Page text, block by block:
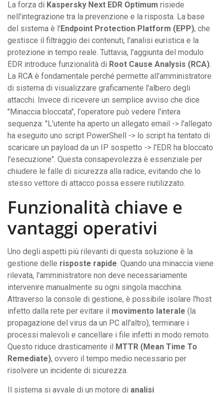
La forza di Kaspersky Next EDR Optimum risiede
nell'integrazione tra la prevenzione e la risposta. La base
del sistema è l'Endpoint Protection Platform (EPP), che
gestisce il filtraggio dei contenuti, l'analisi euristica e la
protezione in tempo reale. Tuttavia, l'aggiunta del modulo
EDR introduce funzionalità di Root Cause Analysis (RCA).
La RCA è fondamentale perché permette all'amministratore
di sistema di visualizzare graficamente l'albero degli
attacchi. Invece di ricevere un semplice avviso che dice
"Minaccia bloccata", l'operatore può vedere l'intera
sequenza: "L'utente ha aperto un allegato email -> l'allegato
ha eseguito uno script PowerShell -> lo script ha tentato di
scaricare un payload da un IP sospetto -> l'EDR ha bloccato
l'esecuzione". Questa consapevolezza è essenziale per
chiudere le falle di sicurezza alla radice, evitando che lo
stesso vettore di attacco possa essere riutilizzato.
Funzionalità chiave e
vantaggi operativi
Uno degli aspetti più rilevanti di questa soluzione è la
gestione delle risposte rapide. Quando una minaccia viene
rilevata, l'amministratore non deve necessariamente
intervenire manualmente su ogni singola macchina.
Attraverso la console di gestione, è possibile isolare l'host
infetto dalla rete per evitare il movimento laterale (la
propagazione del virus da un PC all'altro), terminare i
processi malevoli e cancellare i file infetti in modo remoto.
Questo riduce drasticamente il MTTR (Mean Time To
Remediate), ovvero il tempo medio necessario per
risolvere un incidente di sicurezza.
Il sistema si avvale di un motore di analisi